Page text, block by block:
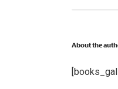
About the